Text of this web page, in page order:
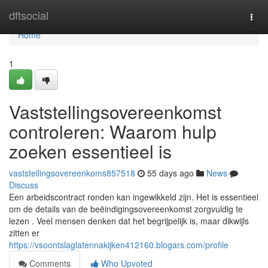
dftsocial
Home
Home
1
Vaststellingsovereenkomst
controleren: Waarom hulp
zoeken essentieel is
vaststellingsovereenkoms857518 55 days ago
News
Discuss
Een arbeidscontract ronden kan ingewikkeld zijn. Het is essentieel
om de details van de beëindigingsovereenkomst zorgvuldig te
lezen . Veel mensen denken dat het begrijpelijk is, maar dikwijls
zitten er
https://vsoontslaglatennakijken412160.blogars.com/profile
Comments
Who Upvoted